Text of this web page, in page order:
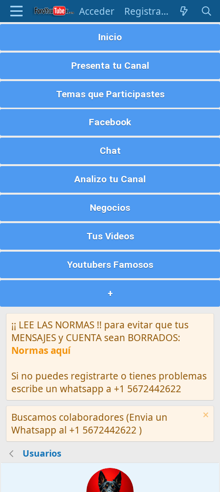
Acceder Registrarse
Inicio
Presenta tu Canal
Temas que Participastes
Facebook
Chat
Analizo tu Canal
Negocios
Tus Videos
Youtubers Famosos
+
¡¡ LEE LAS NORMAS !! para evitar que tus
MENSAJES y CUENTA sean BORRADOS:
Normas aquí
Si no puedes registrarte o tienes problemas
escribe un whatsapp a +1 5672442622
Buscamos colaboradores (Envia un
Whatsapp al +1 5672442622 )
Usuarios